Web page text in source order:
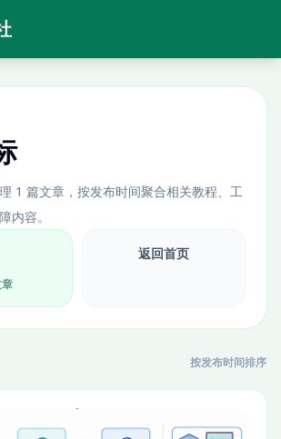
1 篇文章，按发布时间聚合相关教程、工
内容。
返回首页
按发布时间排序